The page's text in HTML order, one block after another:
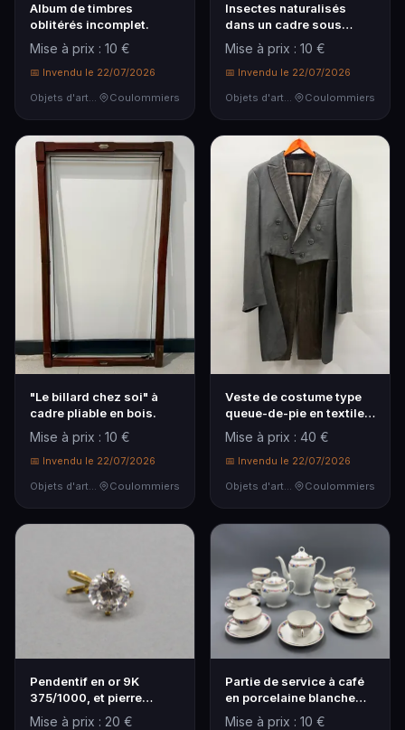
Album de timbres
oblitérés incomplet.
Mise à prix : 10 €
📅 Invendu le 22/07/2026
Objets d'art & Curiosités
Coulommiers
Insectes naturalisés
dans un cadre sous
verre.
Mise à prix : 10 €
📅 Invendu le 22/07/2026
Objets d'art & Curiosités
Coulommiers
"Le billard chez soi" à
cadre pliable en bois.
Mise à prix : 10 €
📅 Invendu le 22/07/2026
Objets d'art & Curiosités
Coulommiers
Veste de costume type
queue-de-pie en textile
noir.
Mise à prix : 40 €
📅 Invendu le 22/07/2026
Objets d'art & Curiosités
Coulommiers
Pendentif en or 9K
375/1000, et pierre
blanche à l'imitation…
Mise à prix : 20 €
Partie de service à café
en porcelaine blanche
décor de lise…
Mise à prix : 10 €